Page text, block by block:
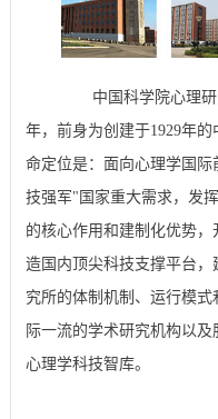
中国科学院心理研
年，前身为创建于1929年
命定位是：面向心理学国
技强军"国家重大需求，发
的核心作用和建制化优势，
造国内顶尖科技支撑平台
究所的体制机制、运行模
际一流的学术研究机构以
心理学科技智库。